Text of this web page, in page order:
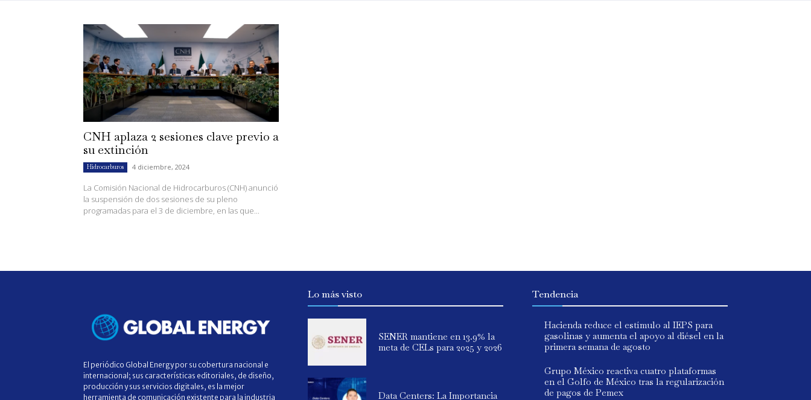
CNH aplaza 2 sesiones clave previo a
su extinción
Hidrocarburos 4 diciembre, 2024
La Comisión Nacional de Hidrocarburos (CNH) anunció
la suspensión de dos sesiones de su pleno
programadas para el 3 de diciembre, en las que...
El periódico Global Energy por su cobertura nacional e
internacional; sus características editoriales, de diseño,
producción y sus servicios digitales, es la mejor
herramienta de comunicación existente para la industria
Lo más visto
SENER mantiene en 13.9% la
meta de CELs para 2025 y 2026
Data Centers: La Importancia
Tendencia
Hacienda reduce el estímulo al IEPS para
gasolinas y aumenta el apoyo al diésel en la
primera semana de agosto
Grupo México reactiva cuatro plataformas
en el Golfo de México tras la regularización
de pagos de Pemex